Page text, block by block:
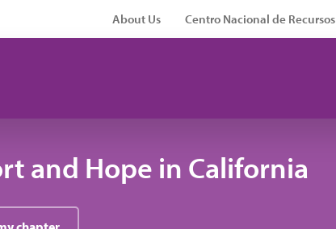
About Us Centro Nacional de Recursos
and Hope in California